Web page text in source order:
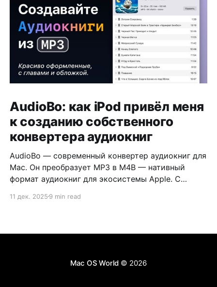
AudioBo: как iPod привёл меня
к созданию собственного
конвертера аудиокниг
AudioBo — современный конвертер аудиокниг для
Mac. Он преобразует MP3 в M4B — нативный
формат аудиокниг для экосистемы Apple. С
11 дек. 2025 9 min read
Mac OS World © 2026